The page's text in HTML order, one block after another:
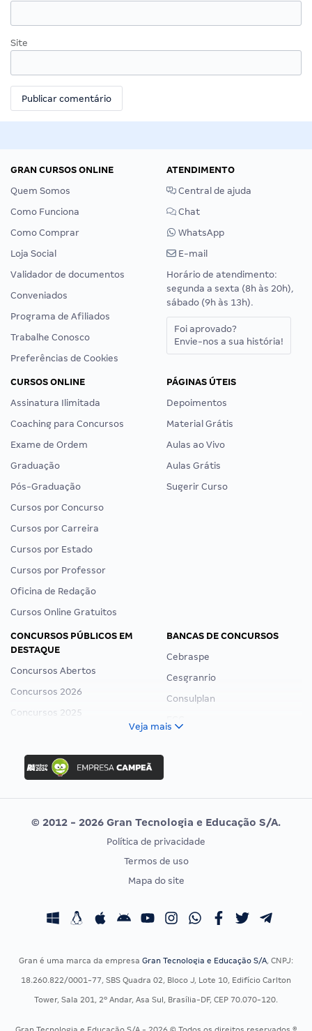
Site
GRAN CURSOS ONLINE
Quem Somos
Como Funciona
Como Comprar
Loja Social
Validador de documentos
Conveniados
Programa de Afiliados
Trabalhe Conosco
Preferências de Cookies
ATENDIMENTO
Central de ajuda
Chat
WhatsApp
E-mail
Horário de atendimento:
segunda a sexta (8h às 20h),
sábado (9h às 13h).
Foi aprovado?
Envie-nos a sua história!
CURSOS ONLINE
Assinatura Ilimitada
Coaching para Concursos
Exame de Ordem
Graduação
Pós-Graduação
Cursos por Concurso
Cursos por Carreira
Cursos por Estado
Cursos por Professor
Oficina de Redação
Cursos Online Gratuitos
PÁGINAS ÚTEIS
Depoimentos
Material Grátis
Aulas ao Vivo
Aulas Grátis
Sugerir Curso
CONCURSOS PÚBLICOS EM
DESTAQUE
Concursos Abertos
Concursos 2026
Concursos 2025
Concurso Ibama
Concurso MPU
Editais publicados
BANCAS DE CONCURSOS
Cebraspe
Cesgranrio
Consulplan
Vunesp
CONCURSOS POR PROFISSÃO
Concursos Fiscais
Concursos Saúde
EXAME DE ORDEM
Calendário OAB
Veja mais
© 2012 - 2026 Gran Tecnologia e Educação S/A.
Política de privacidade
Termos de uso
Mapa do site
Gran é uma marca da empresa Gran Tecnologia e Educação S/A, CNPJ:
18.260.822/0001-77, SBS Quadra 02, Bloco J, Lote 10, Edifício Carlton
Tower, Sala 201, 2º Andar, Asa Sul, Brasília-DF, CEP 70.070-120.